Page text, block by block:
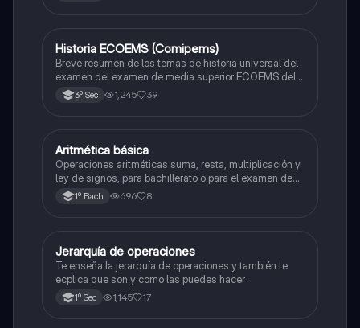
Historia
Historia ECOEMS (Comipems)
Breve resumen de los temas de historia universal del
examen del examen de media superior ECOEMS del
valle de México
3º Sec 1,245 39
Matemáticas
Aritmética básica
Operaciones aritméticas suma, resta, multiplicación y
ley de signos, para bachillerato o para el examen de
admisión a la universidad
1º Bach 696 8
Matemáticas
Jerarquía de operaciones
Te enseña la jerarquía de operaciones y también te
ecplica que son y como las puedes hacer
1º Sec 1,145 17